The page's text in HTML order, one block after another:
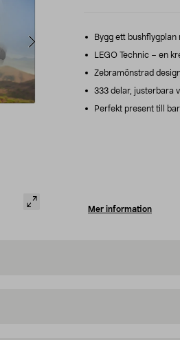
Bygg ett
LEGO Technic – en
Zebramönstrad
333 delar, justerbara
Perfekt present till
Mer information